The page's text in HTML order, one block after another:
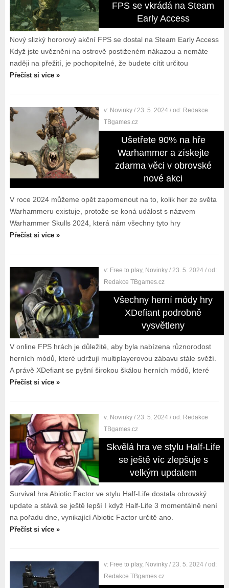
FPS se vkrádá na Steam
Early Access
Nový slizký hororový akční FPS se dostal na Steam Early Access
Když jste uvězněni na ostrově postiženém nákazou a nemáte
naději na přežití, je pochopitelné, že budete cítit určitou
Přečíst si více »
v: Novinky / 23. 5. 2024 / od: Redakce
TBgames.cz
Ušetřete 90% na hře
Warhammer a získejte
zdarma věci v obrovské
nové akci
V roce 2024 můžeme opět zapomenout na to, kolik her ze světa
Warhammeru existuje, protože se koná událost s názvem
Warhammer Skulls 2024, která nám všechny tyto hry
Přečíst si více »
v: Free to play, Novinky / 23. 5. 2024 / od:
Redakce TBgames.cz
Všechny herní módy hry
XDefiant podrobně
vysvětleny
V online FPS hrách je důležité, aby byla nabízena různorodost
herních módů, které udržují multiplayerovou zábavu stále svěží.
A právě XDefiant se pyšní širokou škálou herních módů, které
Přečíst si více »
v: Novinky / 23. 5. 2024 / od: Redakce
TBgames.cz
Skvělá hra ve stylu Half-Life
se ještě víc zlepšuje s
velkým updatem
Survival hra Abiotic Factor ve stylu Half-Life dostala obrovský
update a stává se ještě lepší I když Half-Life 3 momentálně není
na pořadu dne, vynikající Abiotic Factor určitě ano.
Přečíst si více »
v: Free to play, Novinky / 23. 5. 2024 / od:
Redakce TBgames.cz